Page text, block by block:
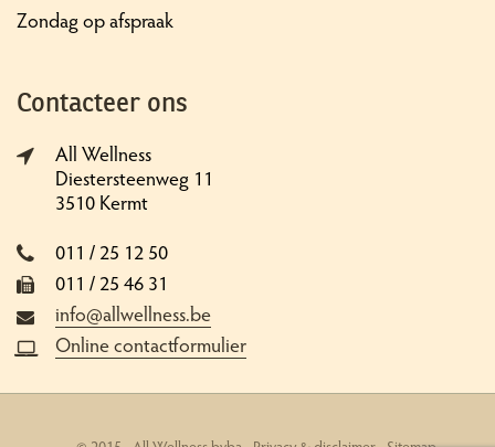
Zondag op afspraak
Contacteer ons
All Wellness
Diestersteenweg 11
3510 Kermt
011 / 25 12 50
011 / 25 46 31
info@allwellness.be
Online contactformulier